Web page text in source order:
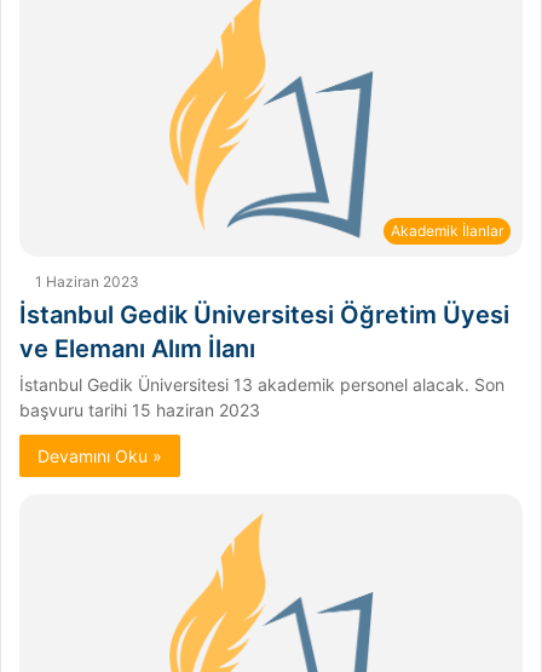
Akademik İlanlar
1 Haziran 2023
İstanbul Gedik Üniversitesi Öğretim Üyesi
ve Elemanı Alım İlanı
İstanbul Gedik Üniversitesi 13 akademik personel alacak. Son
başvuru tarihi 15 haziran 2023
Devamını Oku »